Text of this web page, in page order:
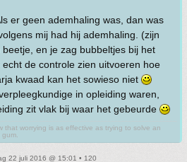
er geen ademhaling was, dan was
mij had hij ademhaling. (zijn
en je zag bubbeltjes bij het
de controle zien uitvoeren hoe
kwaad kan het sowieso niet
in opleiding waren,
zit vlak bij waar het gebeurde
that worrying is as effective as trying to solve an
22 juli 2016 @ 15:01 • 120